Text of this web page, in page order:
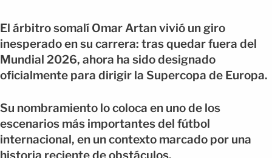
El árbitro somalí Omar Artan vivió un giro
inesperado en su carrera: tras quedar fuera del
Mundial 2026, ahora ha sido designado
oficialmente para dirigir la Supercopa de Europa.
Su nombramiento lo coloca en uno de los
escenarios más importantes del fútbol
internacional, en un contexto marcado por una